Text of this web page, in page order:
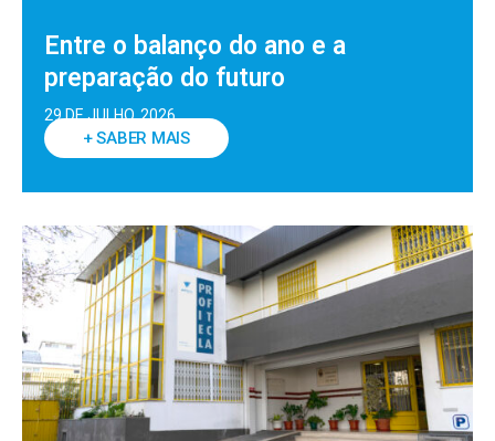
Entre o balanço do ano e a
preparação do futuro
29 DE JULHO, 2026
+ SABER MAIS